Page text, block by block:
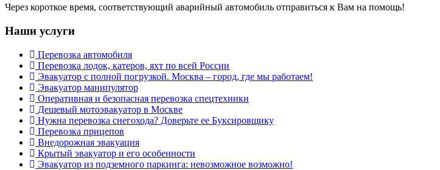
Через короткое время, соответствующий аварийный автомобиль отправиться к Вам на помощь!
Наши услуги
Перевозка автомобиля
Перевозка лодок, катеров, яхт по всей России
Эвакуатор с полной погрузкой. Москва – город, где мы работаем!
Эвакуатор манипулятор
Оперативная и безопасная перевозка спецтехники
Дешевый мотоэвакуатор в Москве
Нужна перевозка снегохода? Доверьте ее Буксировщику
Перевозка прицепов
Внедорожная эвакуация
Крытый эвакуатор и его особенности
Эвакуатор из подземного паркинга: невозможное возможно!